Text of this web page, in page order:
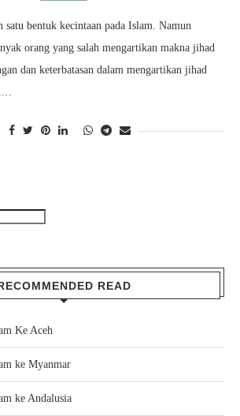
satu bentuk kecintaan pada Islam. Namun
orang yang salah mengartikan makna jihad
dan keterbatasan dalam mengartikan jihad
READ
Ke Aceh
ke Myanmar
ke Andalusia